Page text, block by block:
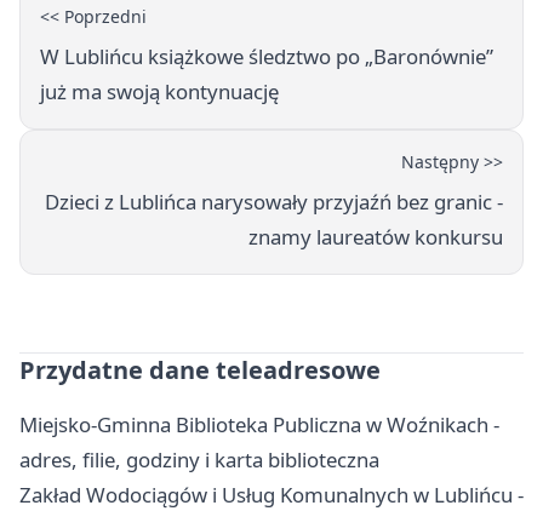
<< Poprzedni
W Lublińcu książkowe śledztwo po „Baronównie”
już ma swoją kontynuację
Następny >>
Dzieci z Lublińca narysowały przyjaźń bez granic -
znamy laureatów konkursu
Przydatne dane teleadresowe
Miejsko-Gminna Biblioteka Publiczna w Woźnikach -
adres, filie, godziny i karta biblioteczna
Zakład Wodociągów i Usług Komunalnych w Lublińcu -